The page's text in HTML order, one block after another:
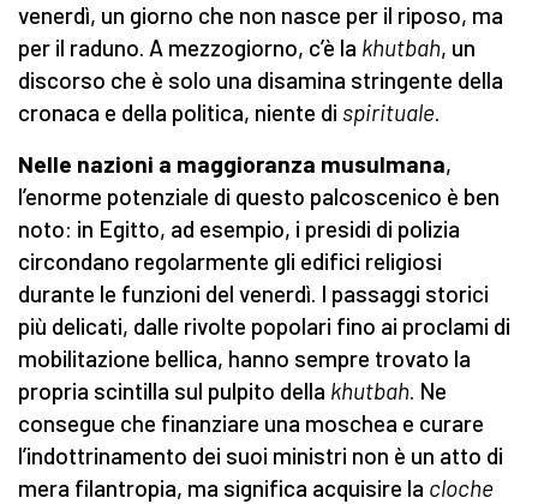
venerdì, un giorno che non nasce per il riposo, ma
per il raduno. A mezzogiorno, c’è la khutbah, un
discorso che è solo una disamina stringente della
cronaca e della politica, niente di spirituale.
Nelle nazioni a maggioranza musulmana,
l’enorme potenziale di questo palcoscenico è ben
noto: in Egitto, ad esempio, i presidi di polizia
circondano regolarmente gli edifici religiosi
durante le funzioni del venerdì. I passaggi storici
più delicati, dalle rivolte popolari fino ai proclami di
mobilitazione bellica, hanno sempre trovato la
propria scintilla sul pulpito della khutbah. Ne
consegue che finanziare una moschea e curare
l’indottrinamento dei suoi ministri non è un atto di
mera filantropia, ma significa acquisire la cloche